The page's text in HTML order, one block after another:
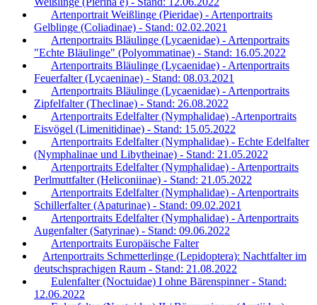
Artenportrait Weißlinge (Pieridae) - Artenportraits
Gelblinge (Coliadinae) - Stand: 02.02.2021
Artenportraits Bläulinge (Lycaenidae) - Artenportraits
"Echte Bläulinge" (Polyommatinae) - Stand: 16.05.2022
Artenportraits Bläulinge (Lycaenidae) - Artenportraits
Feuerfalter (Lycaeninae) - Stand: 08.03.2021
Artenportraits Bläulinge (Lycaenidae) - Artenportraits
Zipfelfalter (Theclinae) - Stand: 26.08.2022
Artenportraits Edelfalter (Nymphalidae) -Artenportraits
Eisvögel (Limenitidinae) - Stand: 15.05.2022
Artenportraits Edelfalter (Nymphalidae) - Echte Edelfalter
(Nymphalinae und Libytheinae) - Stand: 21.05.2022
Artenportraits Edelfalter (Nymphalidae) - Artenportraits
Perlmuttfalter (Heliconiinae) - Stand: 21.05.2022
Artenportraits Edelfalter (Nymphalidae) - Artenportraits
Schillerfalter (Apaturinae) - Stand: 09.02.2021
Artenportraits Edelfalter (Nymphalidae) - Artenportraits
Augenfalter (Satyrinae) - Stand: 09.06.2022
Artenportraits Europäische Falter
Artenportraits Schmetterlinge (Lepidoptera): Nachtfalter im
deutschsprachigen Raum - Stand: 21.08.2022
Eulenfalter (Noctuidae) I ohne Bärenspinner - Stand:
12.06.2022